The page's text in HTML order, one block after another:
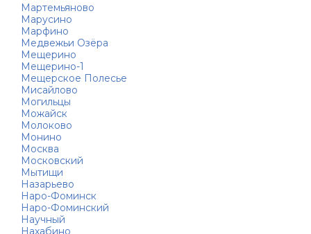
Мартемьяново
Марусино
Марфино
Медвежьи Озёра
Мещерино
Мещерино-1
Мещерское Полесье
Мисайлово
Могильцы
Можайск
Молоково
Монино
Москва
Московский
Мытищи
Назарьево
Наро-Фоминск
Наро-Фоминский
Научный
Нахабино